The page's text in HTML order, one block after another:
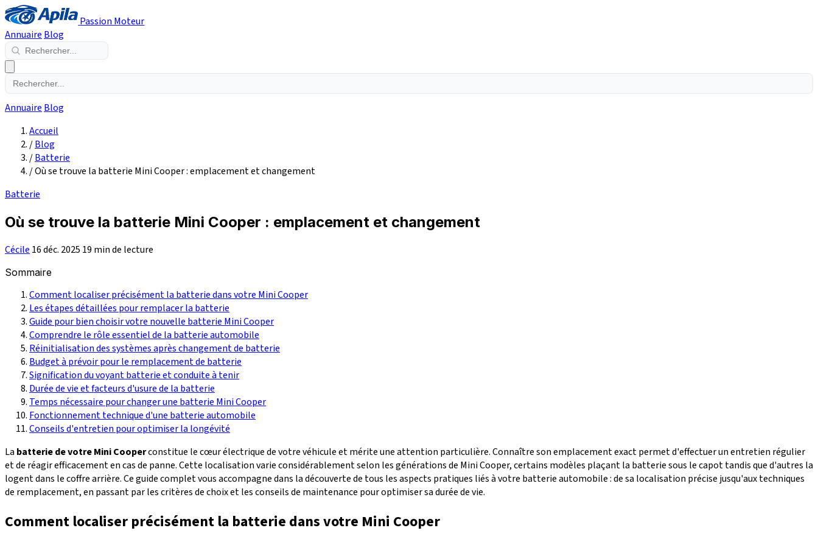
Passion Moteur
Annuaire Blog
Annuaire Blog
Accueil
/Blog
/Batterie
/Où se trouve la batterie Mini Cooper : emplacement et changement
Batterie
Où se trouve la batterie Mini Cooper : emplacement et changement
Cécile 16 déc. 2025 19 min de lecture
Sommaire
Comment localiser précisément la batterie dans votre Mini Cooper
Les étapes détaillées pour remplacer la batterie
Guide pour bien choisir votre nouvelle batterie Mini Cooper
Comprendre le rôle essentiel de la batterie automobile
Réinitialisation des systèmes après changement de batterie
Budget à prévoir pour le remplacement de batterie
Signification du voyant batterie et conduite à tenir
Durée de vie et facteurs d'usure de la batterie
Temps nécessaire pour changer une batterie Mini Cooper
Fonctionnement technique d'une batterie automobile
Conseils d'entretien pour optimiser la longévité
La batterie de votre Mini Cooperconstitue le cœur électrique de votre véhicule et mérite une attention particulière. Connaître son emplacement exact permet d'effectuer un entretien régulier
et de réagir efficacement en cas de panne. Cette localisation varie considérablement selon les générations de Mini Cooper, certains modèles plaçant la batterie sous le capot tandis que d'autres la
logent dans le coffre arrière. Ce guide complet vous accompagne dans la découverte de tous les aspects pratiques liés à votre batterie automobile : de sa localisation précise jusqu'aux techniques
de remplacement, en passant par les critères de choix et les conseils de maintenance pour optimiser sa durée de vie.
Comment localiser précisément la batterie dans votre Mini Cooper